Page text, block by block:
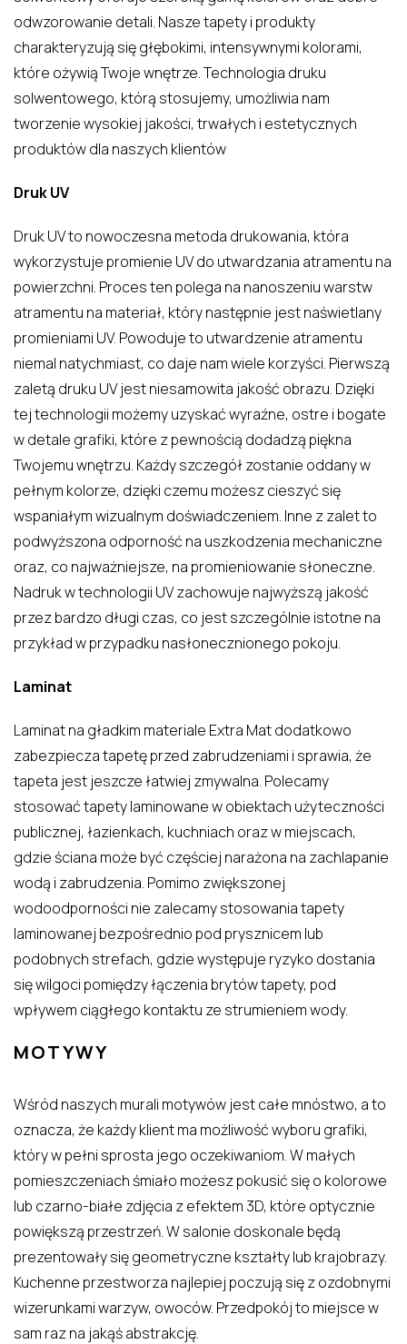
odwzorowanie detali. Nasze tapety i produkty
charakteryzują się głębokimi, intensywnymi kolorami,
które ożywią Twoje wnętrze. Technologia druku
solwentowego, którą stosujemy, umożliwia nam
tworzenie wysokiej jakości, trwałych i estetycznych
produktów dla naszych klientów
Druk UV
Druk UV to nowoczesna metoda drukowania, która
wykorzystuje promienie UV do utwardzania atramentu na
powierzchni. Proces ten polega na nanoszeniu warstw
atramentu na materiał, który następnie jest naświetlany
promieniami UV. Powoduje to utwardzenie atramentu
niemal natychmiast, co daje nam wiele korzyści. Pierwszą
zaletą druku UV jest niesamowita jakość obrazu. Dzięki
tej technologii możemy uzyskać wyraźne, ostre i bogate
w detale grafiki, które z pewnością dodadzą piękna
Twojemu wnętrzu. Każdy szczegół zostanie oddany w
pełnym kolorze, dzięki czemu możesz cieszyć się
wspaniałym wizualnym doświadczeniem. Inne z zalet to
podwyższona odporność na uszkodzenia mechaniczne
oraz, co najważniejsze, na promieniowanie słoneczne.
Nadruk w technologii UV zachowuje najwyższą jakość
przez bardzo długi czas, co jest szczególnie istotne na
przykład w przypadku nasłonecznionego pokoju.
Laminat
Laminat na gładkim materiale Extra Mat dodatkowo
zabezpiecza tapetę przed zabrudzeniami i sprawia, że
tapeta jest jeszcze łatwiej zmywalna. Polecamy
stosować tapety laminowane w obiektach użyteczności
publicznej, łazienkach, kuchniach oraz w miejscach,
gdzie ściana może być częściej narażona na zachlapanie
wodą i zabrudzenia. Pomimo zwiększonej
wodoodporności nie zalecamy stosowania tapety
laminowanej bezpośrednio pod prysznicem lub
podobnych strefach, gdzie występuje ryzyko dostania
się wilgoci pomiędzy łączenia brytów tapety, pod
wpływem ciągłego kontaktu ze strumieniem wody.
MOTYWY
Wśród naszych murali motywów jest całe mnóstwo, a to
oznacza, że każdy klient ma możliwość wyboru grafiki,
który w pełni sprosta jego oczekiwaniom. W małych
pomieszczeniach śmiało możesz pokusić się o kolorowe
lub czarno-białe zdjęcia z efektem 3D, które optycznie
powiększą przestrzeń. W salonie doskonale będą
prezentowały się geometryczne kształty lub krajobrazy.
Kuchenne przestworza najlepiej poczują się z ozdobnymi
wizerunkami warzyw, owoców. Przedpokój to miejsce w
sam raz na jakąś abstrakcję.